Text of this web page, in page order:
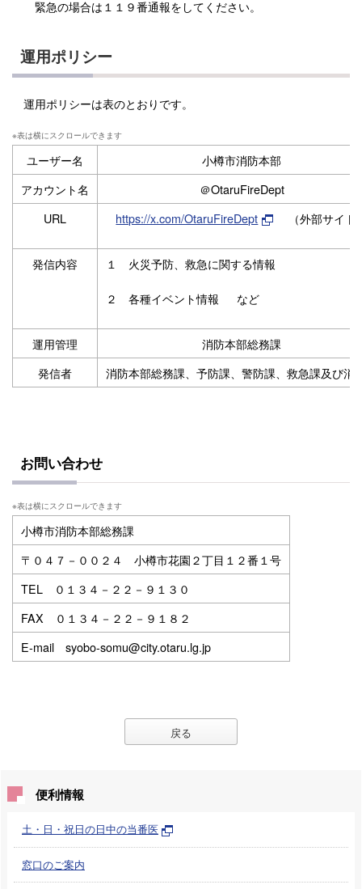
緊急の場合は１１９番通報をしてください。
運用ポリシー
運用ポリシーは表のとおりです。
ユーザー名
小樽市消防本部
アカウント名
＠OtaruFireDept
URL
https://x.com/OtaruFireDept （外部サイト
発信内容 １ 火災予防、救急に関する情報
２ 各種イベント情報 など
運用管理
消防本部総務課
発信者
消防本部総務課、予防課、警防課、救急課及び消
お問い合わせ
小樽市消防本部総務課
〒０４７－００２４ 小樽市花園２丁目１２番１号
TEL ０１３４－２２－９１３０
FAX ０１３４－２２－９１８２
E-mail syobo-somu@city.otaru.lg.jp
戻る
便利情報
土・日・祝日の日中の当番医
窓口のご案内